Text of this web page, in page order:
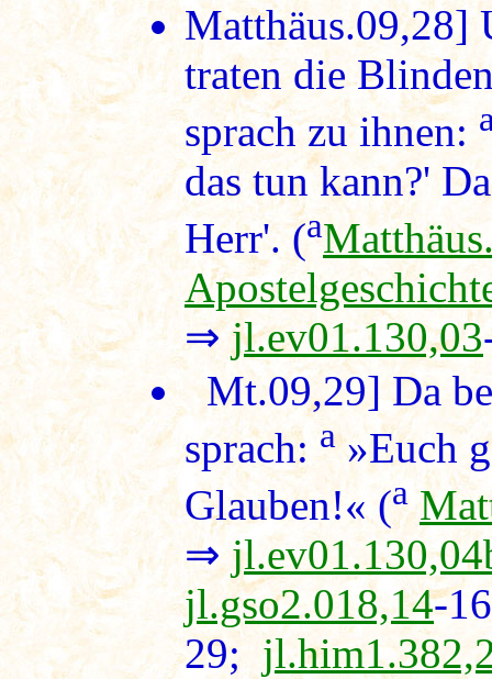
Matthäus.09,28]
traten die
sprach zu ihnen:
das tun kann?'
Herr'. (a
⇒jl.ev01.130,03
Mt.09,29] Da
sprach: a»Euch
Glauben!« (a
⇒
jl.gso2.018,14-
29;